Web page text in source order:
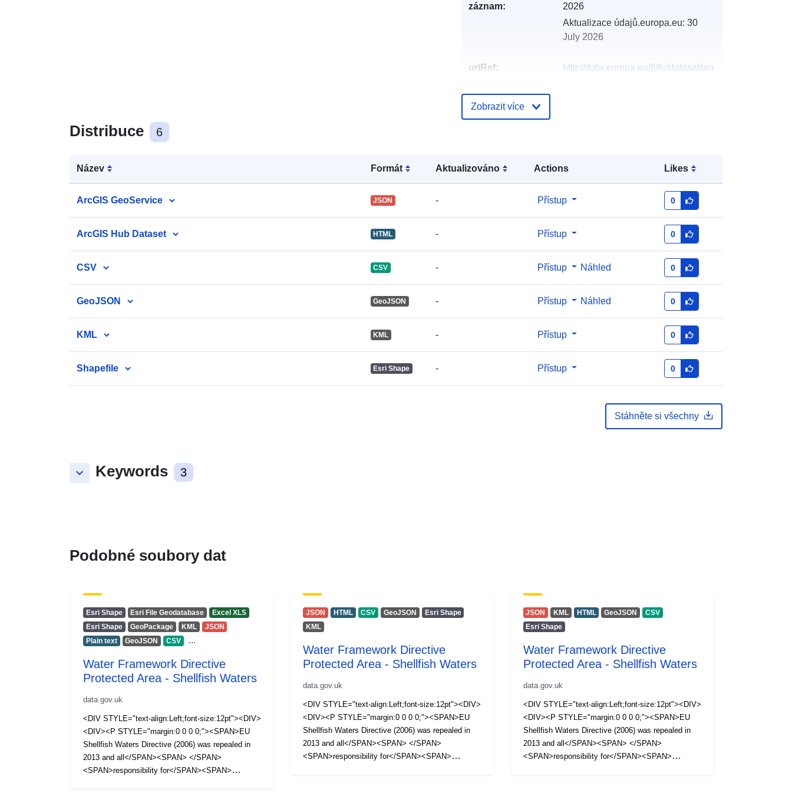
Distribuce 6
Název Formát Aktualizováno Actions Likes
ArcGIS GeoService JSON - Přístup 0
ArcGIS Hub Dataset HTML - Přístup 0
CSV CSV - Přístup Náhled 0
GeoJSON GeoJSON - Přístup Náhled 0
KML KML - Přístup 0
Shapefile Esri Shape - Přístup 0
Stáhněte si všechny
keyboard_arrow_down Keywords 3
záznam:
2026
Aktualizace údajů.europa.eu: 30
July 2026
uriRef:
http://data.europa.eu/88u/dataset/wa
Zobrazit více
Podobné soubory dat
Esri Shape Esri File Geodatabase
Excel XLS
Esri Shape
GeoPackage KML
JSON
Plain text
GeoJSON CSV ...
Water Framework Directive
Protected Area - Shellfish Waters
data.gov.uk
<DIV STYLE="text-align:Left;font-size:12pt"><DIV>
<DIV><P STYLE="margin:0 0 0 0;"><SPAN>EU
Shellfish Waters Directive (2006) was repealed in
2013 and all</SPAN><SPAN> </SPAN>
<SPAN>responsibility for</SPAN><SPAN>
JSON HTML CSV GeoJSON
Esri Shape
KML
Water Framework Directive
Protected Area - Shellfish Waters
data.gov.uk
<DIV STYLE="text-align:Left;font-size:12pt"><DIV>
<DIV><P STYLE="margin:0 0 0 0;"><SPAN>EU
Shellfish Waters Directive (2006) was repealed in
2013 and all</SPAN><SPAN> </SPAN>
<SPAN>responsibility for</SPAN><SPAN>
JSON KML HTML GeoJSON
CSV
Esri Shape
Water Framework Directive
Protected Area - Shellfish Waters
data.gov.uk
<DIV STYLE="text-align:Left;font-size:12pt"><DIV>
<DIV><P STYLE="margin:0 0 0 0;"><SPAN>EU
Shellfish Waters Directive (2006) was repealed in
2013 and all</SPAN><SPAN> </SPAN>
<SPAN>responsibility for</SPAN><SPAN>